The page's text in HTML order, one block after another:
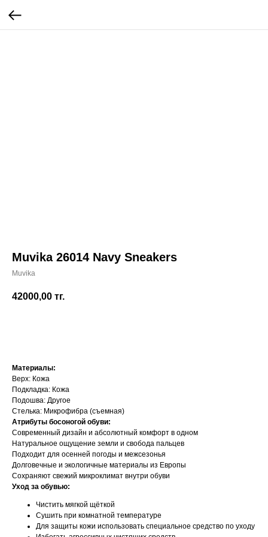
Muvika 26014 Navy Sneakers
Muvika
42000,00 тг.
Материалы:
Верх: Кожа
Подкладка: Кожа
Подошва: Другое
Стелька: Микрофибра (съемная)
Атрибуты босоногой обуви:
Современный дизайн и абсолютный комфорт в одном
Натуральное ощущение земли и свобода пальцев
Подходит для осенней погоды и межсезонья
Долговечные и экологичные материалы из Европы
Сохраняют свежий микроклимат внутри обуви
Уход за обувью:
Чистить мягкой щёткой
Сушить при комнатной температуре
Для защиты кожи использовать специальное средство по уходу